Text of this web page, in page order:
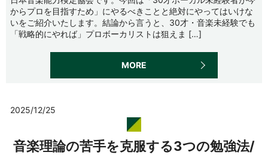
からプロを目指すため」にやるべきことと絶対にやってはいけな
いをご紹介いたします。結論から言うと、30才・音楽未経験でも
「戦略的にやれば」プロボーカリストは狙えま […]
MORE
2025/12/25
音楽理論の苦手を克服する3つの勉強法/